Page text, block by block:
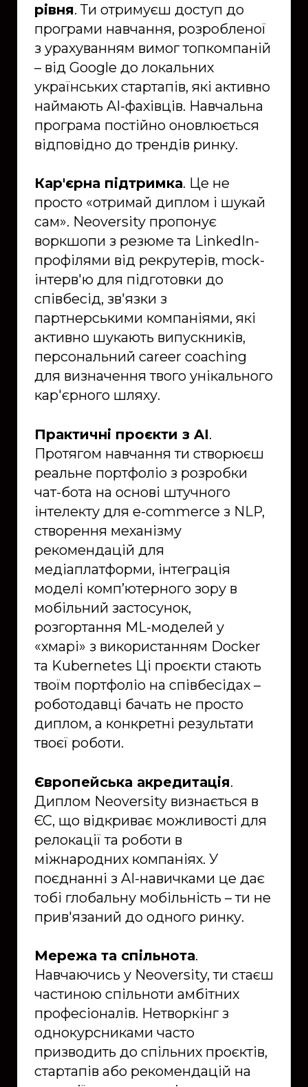
рівня. Ти отримуєш доступ до
програми навчання, розробленої
з урахуванням вимог топкомпаній
– від Google до локальних
українських стартапів, які активно
наймають AI-фахівців. Навчальна
програма постійно оновлюється
відповідно до трендів ринку.
Кар'єрна підтримка. Це не
просто «отримай диплом і шукай
сам». Neoversity пропонує
воркшопи з резюме та LinkedIn-
профілями від рекрутерів, mock-
інтерв'ю для підготовки до
співбесід, зв'язки з
партнерськими компаніями, які
активно шукають випускників,
персональний career coaching
для визначення твого унікального
кар'єрного шляху.
Практичні проєкти з AI.
Протягом навчання ти створюєш
реальне портфоліо з розробки
чат-бота на основі штучного
інтелекту для e-commerce з NLP,
створення механізму
рекомендацій для
медіаплатформи, інтеграція
моделі комп’ютерного зору в
мобільний застосунок,
розгортання ML-моделей у
«хмарі» з використанням Docker
та Kubernetes Ці проєкти стають
твоїм портфоліо на співбесідах –
роботодавці бачать не просто
диплом, а конкретні результати
твоєї роботи.
Європейська акредитація.
Диплом Neoversity визнається в
ЄС, що відкриває можливості для
релокації та роботи в
міжнародних компаніях. У
поєднанні з AI-навичками це дає
тобі глобальну мобільність – ти не
прив'язаний до одного ринку.
Мережа та спільнота.
Навчаючись у Neoversity, ти стаєш
частиною спільноти амбітних
професіоналів. Нетворкінг з
однокурсниками часто
призводить до спільних проєктів,
стартапів або рекомендацій на